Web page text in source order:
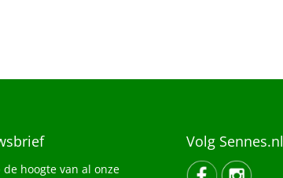
de hoogte van al onze
Volg Sennes.nl